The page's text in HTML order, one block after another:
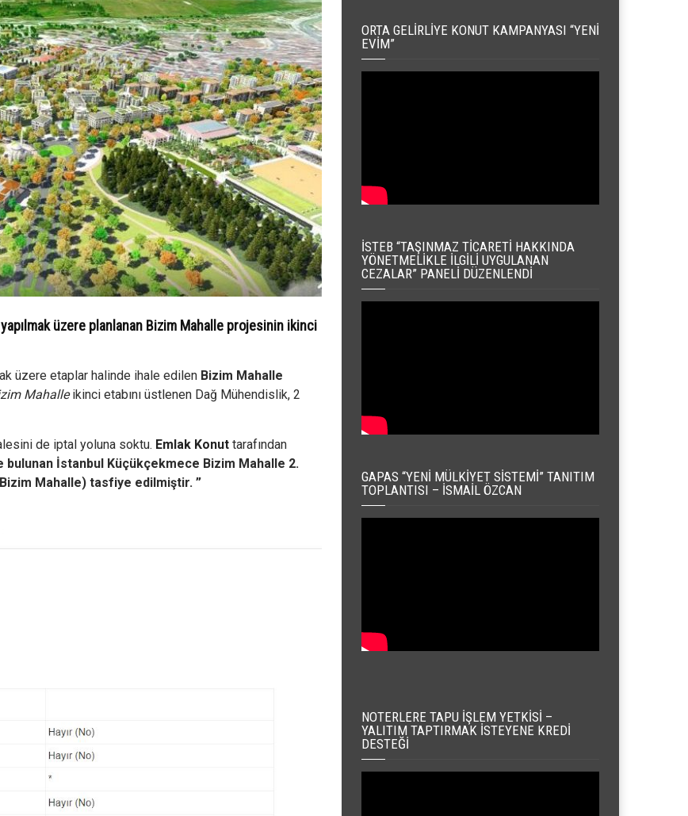
üzere planlanan Bizim Mahalle projesinin ikinci
üzere etaplar halinde ihale edilen Bizim Mahalle
Mahalleikinci etabını üstlenen Dağ Mühendislik, 2
de iptal yoluna soktu. Emlak Konut tarafından
İstanbul Küçükçekmece Bizim Mahalle 2.
Bizim Mahalle) tasfiye edilmiştir. ”
ORTA GELIRLIYE KONUT KAMPANYASI “YENI
EVIM”
İSTEB “TAŞINMAZ TICARETI HAKKINDA
YÖNETMELIKLE İLGILI UYGULANAN
CEZALAR” PANELI DÜZENLENDI
GAPAS “YENI MÜLKIYET SISTEMI” TANITIM
TOPLANTISI – İSMAIL ÖZCAN
NOTERLERE TAPU İŞLEM YETKISI –
YALITIM TAPTIRMAK İSTEYENE KREDI
DESTEĞI